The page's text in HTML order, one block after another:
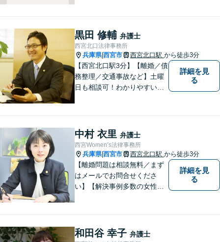
黒田 修輔 弁護士
西宮北口法律事務所
兵庫県|西宮市 西宮北口駅 から徒歩3分
【西宮北口駅3分】【離婚／債
務整理／交通事故など】土曜
日も相談可！わかりやすい料
詳細を見
る
中村 衣里 弁護士
西宮Women’s法律事務所
兵庫県|西宮市 西宮北口駅 から徒歩3分
【離婚問題は相談無料／まず
はメールでお問合せくださ
い】【解決事例多数の女性弁
神戸・西宮・尼崎・芦屋でお
困りの女性はぜひご相談くだ
詳細を見
る
和田谷 幸子 弁護士